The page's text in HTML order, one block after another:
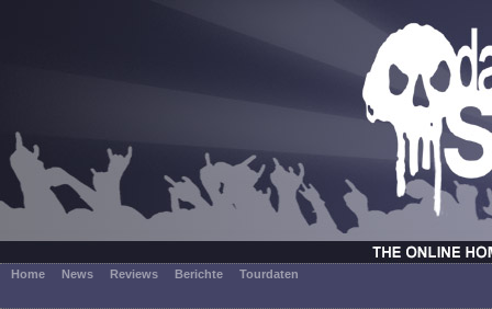
Home News Reviews Berichte Tourdaten